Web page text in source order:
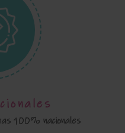
100% nacionales